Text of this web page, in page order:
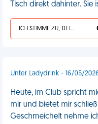
Tisch direkt dahinter. Sie
ICH STIMME ZU, DEIN LEBEN IST SCHEISSE
Unter Ladydrink - 16/05/
Heute, im Club spricht
mir und bietet mir
Geschmeichelt nehme